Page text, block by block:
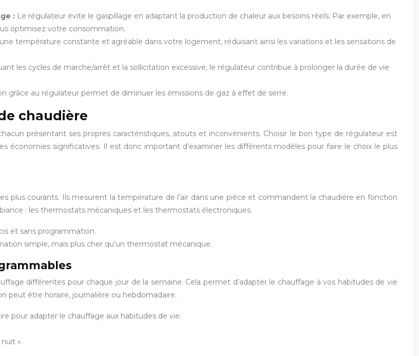
: Le régulateur évite le gaspillage en adaptant la production de chaleur aux besoins réels. Par exemple, en
optimisez votre consommation.
température constante et agréable dans votre logement, réduisant ainsi les variations et les sensations de
les cycles de marche/arrêt et la sollicitation excessive, le régulateur contribue à prolonger la durée de vie
grâce au régulateur permet de diminuer les émissions de gaz à effet de serre.
chaudière
présentant ses propres caractéristiques, atouts et inconvénients. Choisir le bon type de régulateur est
économies significatives. Il est donc important d’examiner les différents modèles pour faire le choix le plus
plus courants. Ils mesurent la température de l’air dans une pièce et commandent la chaudière en fonction
: les thermostats mécaniques et les thermostats électroniques.
et sans programmation.
simple, mais plus cher qu’un thermostat mécanique.
différentes pour chaque jour de la semaine. Cela permet d’adapter le chauffage à vos habitudes de vie
peut être horaire, journalière ou hebdomadaire.
pour adapter le chauffage aux habitudes de vie.
».